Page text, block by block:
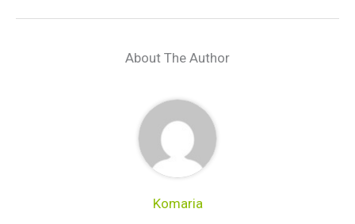
About The Author
Komaria